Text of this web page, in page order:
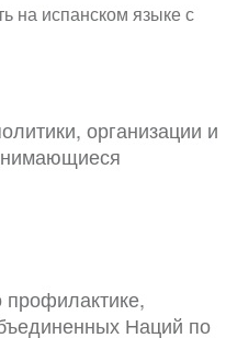
на испанском языке с
организации и
Наций по